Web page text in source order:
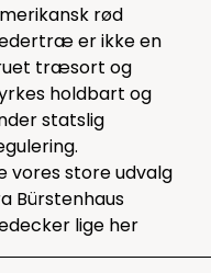
rød
er ikke en
træsort og
holdbart og
statslig
vores store udvalg
Bürstenhaus
lige her